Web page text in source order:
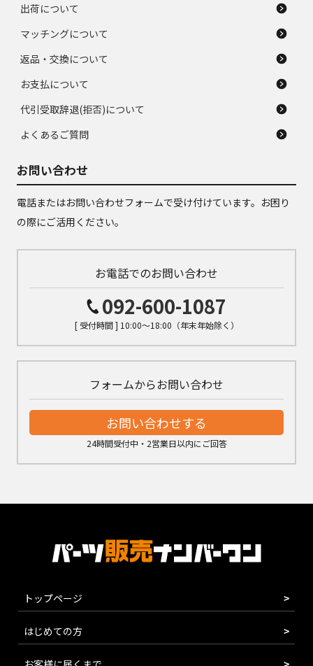
出荷について
マッチングについて
返品・交換について
お支払について
代引受取辞退(拒否)について
よくあるご質問
お問い合わせ
電話またはお問い合わせフォームで受け付けています。お困り
の際にご活用ください。
お電話でのお問い合わせ
092-600-1087
[ 受付時間 ] 10:00～18:00（年末年始除く）
フォームからお問い合わせ
お問い合わせする
24時間受付中・2営業日以内にご回答
トップページ
はじめての方